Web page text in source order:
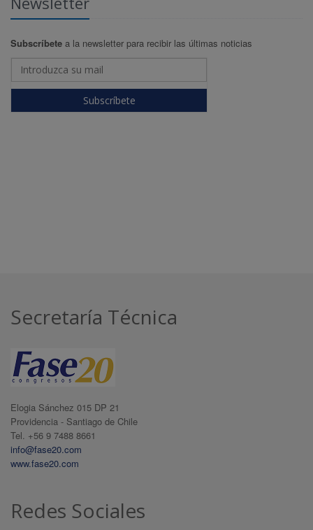
Subscríbete a la newsletter para recibir las últimas noticias
Subscríbete
Secretaría Técnica
Elogia Sánchez 015 DP 21
Providencia - Santiago de Chile
Tel. +56 9 7488 8661
info@fase20.com
www.fase20.com
Redes Sociales